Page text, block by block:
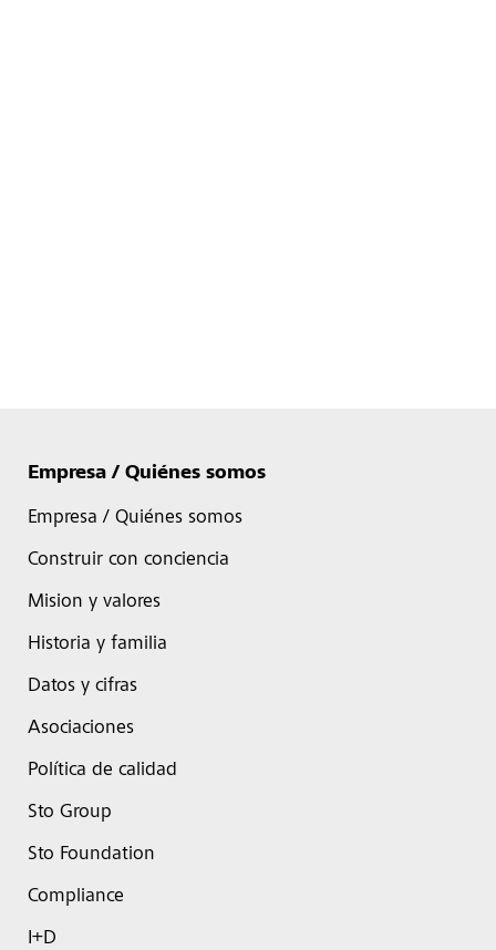
Empresa / Quiénes somos
Empresa / Quiénes somos
Construir con conciencia
Mision y valores
Historia y familia
Datos y cifras
Asociaciones
Política de calidad
Sto Group
Sto Foundation
Compliance
I+D